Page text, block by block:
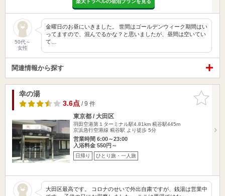
楽天トラベルの宿泊プランを見る
50代～
女性
金曜日のお昼にいきました。 世間はゴールデンウィーク期間はい
ってますので、混んでるかな？と思いましたが、昼間は空いてい
て…
関連情報から探す
お気に入
りに追加
幸の湯
3.6点/ 9 件
東京都 / 大田区
羽田空港第１ターミナル駅4.81km 糀谷駅445m
京浜急行空港線 糀谷駅 より徒歩 5分
営業時間 6:00～23:00
入浴料金 550円～
日帰り ひとり旅・一人旅
大田区最高です。 コロナのせいで外出自粛ですが、銭湯は営業中